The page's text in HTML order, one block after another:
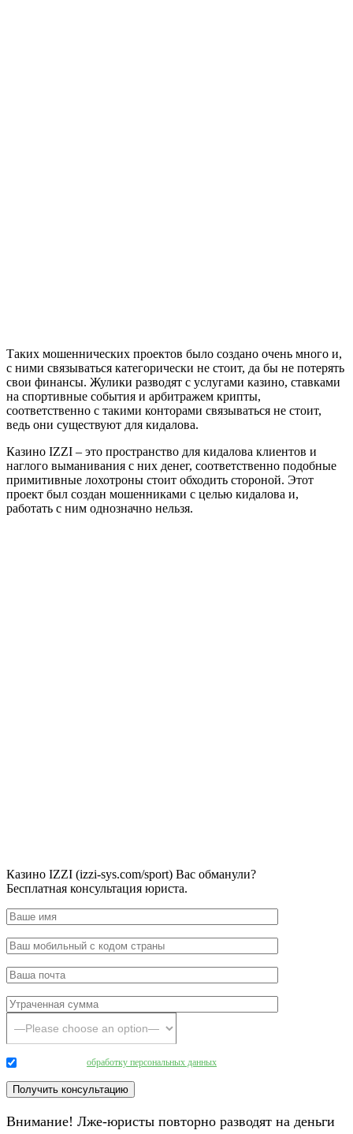
Таких мошеннических проектов было создано очень много и,
с ними связываться категорически не стоит, да бы не потерять
свои финансы. Жулики разводят с услугами казино, ставками
на спортивные события и арбитражем крипты,
соответственно с такими конторами связываться не стоит,
ведь они существуют для кидалова.
Казино IZZI – это пространство для кидалова клиентов и
наглого выманивания с них денег, соответственно подобные
примитивные лохотроны стоит обходить стороной. Этот
проект был создан мошенниками с целью кидалова и,
работать с ним однозначно нельзя.
Казино IZZI (izzi-sys.com/sport) Вас обманули?
Бесплатная консультация юриста.
обработку персональных данных
Внимание! Лже-юристы повторно разводят на деньги